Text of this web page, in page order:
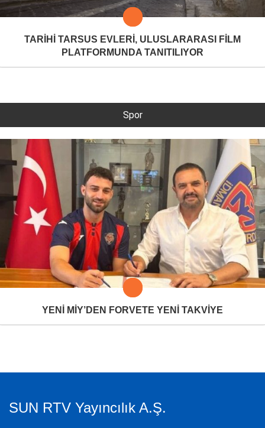
TARİHİ TARSUS EVLERİ, ULUSLARARASI FİLM
PLATFORMUNDA TANITILIYOR
Spor
YENİ MİY’DEN FORVETE YENİ TAKVİYE
SUN RTV Yayıncılık A.Ş.